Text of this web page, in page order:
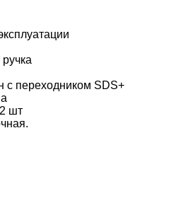
с переходником SDS+
шт